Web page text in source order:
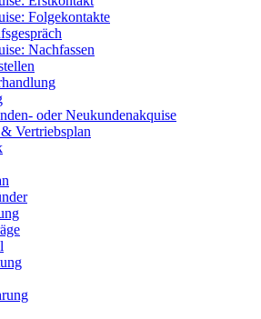
Folgekontakte
Nachfassen
oder Neukundenakquise
Vertriebsplan